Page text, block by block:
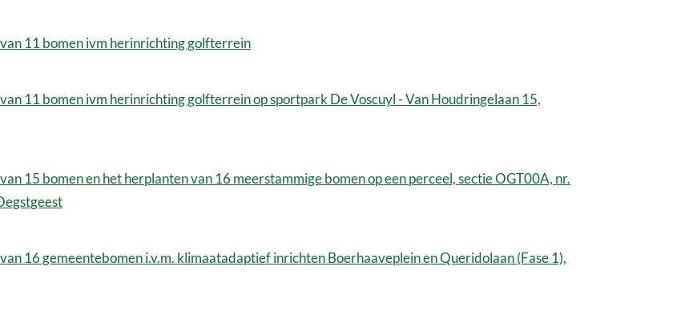
11 bomen ivm herinrichting golfterrein
11 bomen ivm herinrichting golfterrein op sportpark De Voscuyl - Van Houdringelaan 15,
15 bomen en het herplanten van 16 meerstammige bomen op een perceel, sectie OGT00A, nr.
16 gemeentebomen i.v.m. klimaatadaptief inrichten Boerhaaveplein en Queridolaan (Fase 1),